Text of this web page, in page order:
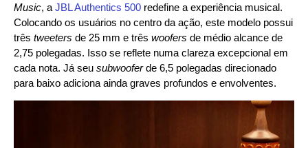
Music, a JBL Authentics 500 redefine a experiência musical.
Colocando os usuários no centro da ação, este modelo possui
três tweeters de 25 mm e três woofers de médio alcance de
2,75 polegadas. Isso se reflete numa clareza excepcional em
cada nota. Já seu subwooferde 6,5 polegadas direcionado
para baixo adiciona ainda graves profundos e envolventes.